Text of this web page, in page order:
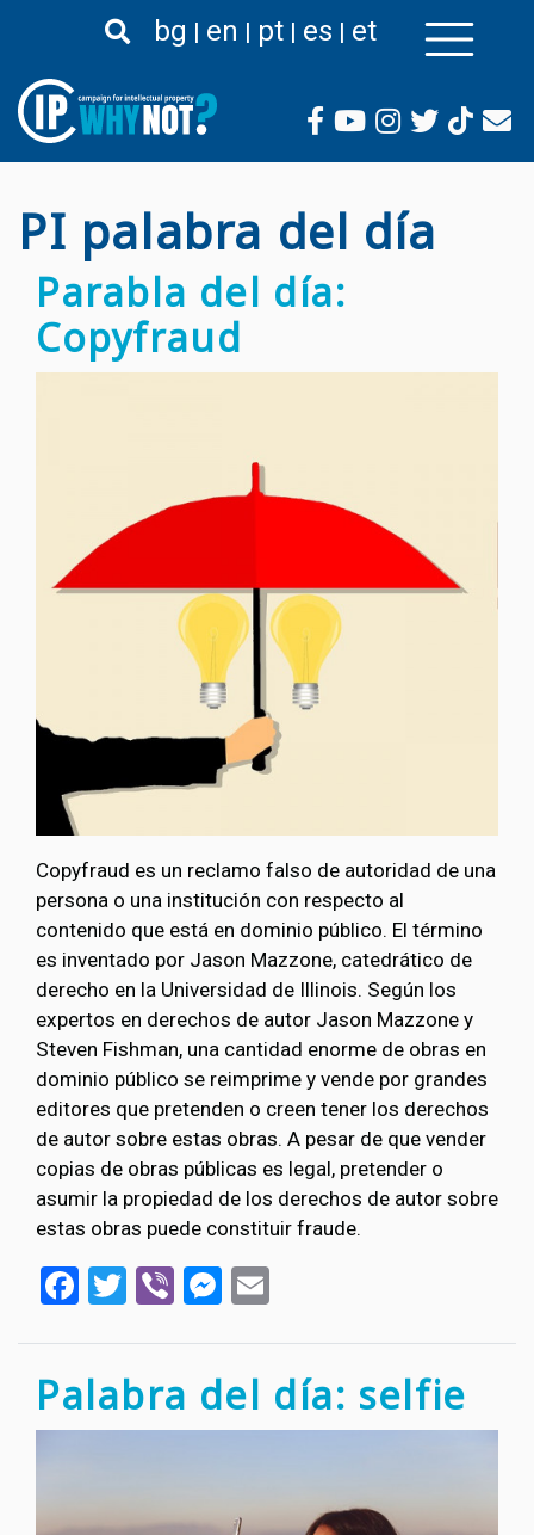
al
principal
bg en pt es et
PI palabra del día
Parabla del día:
Copyfraud
Copyfraud es un reclamo falso de autoridad de una
persona o una institución con respecto al
contenido que está en dominio público. El término
es inventado por Jason Mazzone, catedrático de
derecho en la Universidad de Illinois. Según los
expertos en derechos de autor Jason Mazzone y
Steven Fishman, una cantidad enorme de obras en
dominio público se reimprime y vende por grandes
editores que pretenden o creen tener los derechos
de autor sobre estas obras. A pesar de que vender
copias de obras públicas es legal, pretender o
asumir la propiedad de los derechos de autor sobre
estas obras puede constituir fraude.
Facebook
Twitter
ViberMessenger
Palabra del día: selfie